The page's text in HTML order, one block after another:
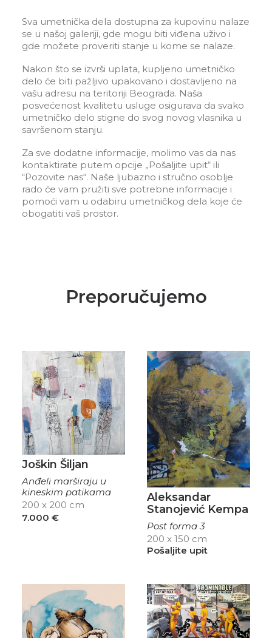
Sva umetnička dela dostupna za kupovinu nalaze
se u našoj galeriji, gde mogu biti viđena uživo i
gde možete proveriti stanje u kome se nalaze.
Nakon što se izvrši uplata, kupljeno umetničko
delo će biti pažljivo upakovano i dostavljeno na
vašu adresu na teritoriji Beograda. Naša
posvećenost kvalitetu usluge osigurava da svako
umetničko delo stigne do svog novog vlasnika u
savršenom stanju.
Za sve dodatne informacije, molimo vas da nas
kontaktirate putem opcije „Pošaljite upit“ ili
“Pozovite nas“. Naše ljubazno i stručno osoblje
rado će vam pružiti sve potrebne informacije i
pomoći vam u odabiru umetničkog dela koje će
obogatiti vaš prostor.
Preporučujemo
Joškin Šiljan
Anđeli marširaju u
kineskim patikama
200 x 200 cm
7.000 €
Aleksandar
Stanojević Kempa
Post forma 3
200 x 150 cm
Pošaljite upit